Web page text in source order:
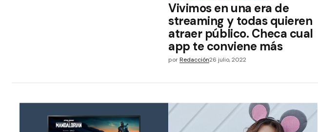
Vivimos en una era de
streaming y todas quieren
atraer público. Checa cual
app te conviene más
por Redacción26 julio, 2022